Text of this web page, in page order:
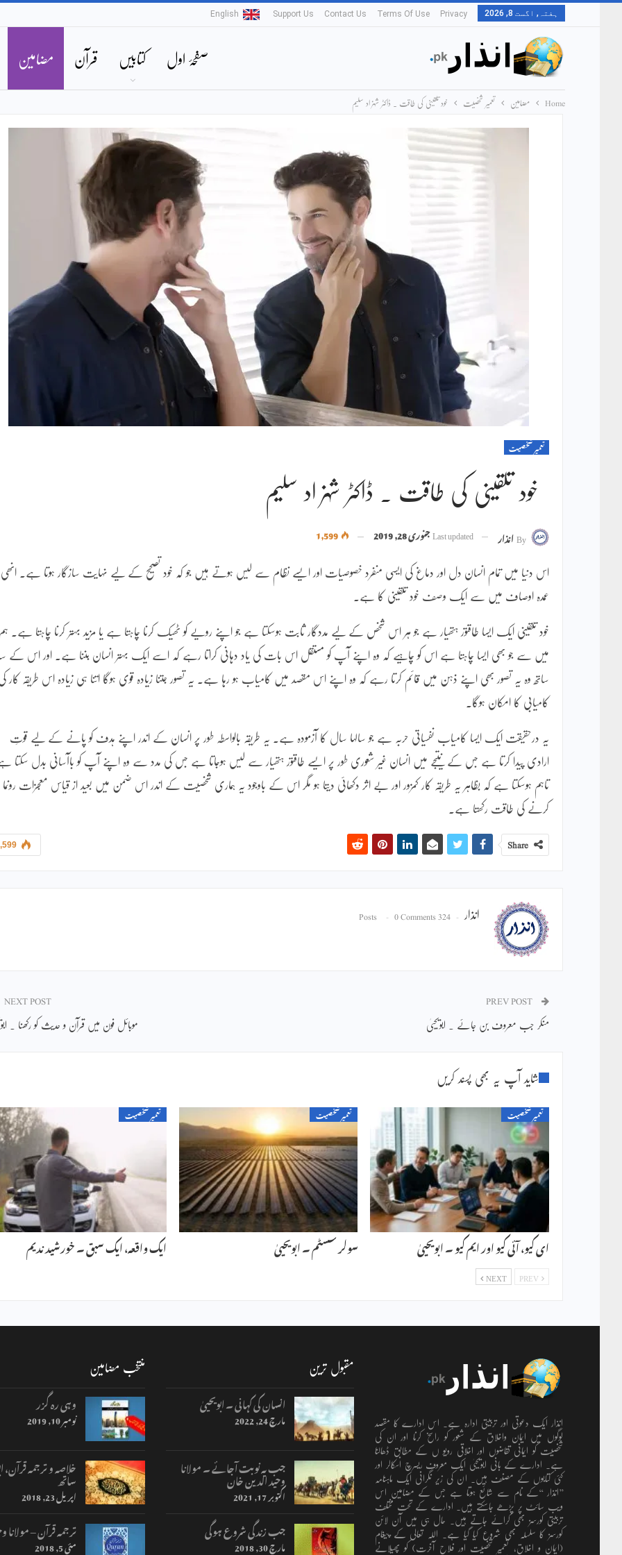
ہفتہ, اگست 8, 2026 Privacy
Terms Of Use
Contact Us
Support Us
English
صفحۂ اول کتابیں قرآن مضامین
Home مضامین تعمیر شخصیت خود تلقینی کی طاقت ۔ ڈاکٹر شہزاد سلیم
تعمیر شخصیت
خود تلقینی کی طاقت ۔ ڈاکٹر شہزاد سلیم
Byانذار Last updatedجنوری 28, 2019
اس دنیا میں تمام انسان دل اور دماغ کی ایسی منفرد خصوصیات اور ایسے نظام سے لیس ہوتے ہیں جو کہ خود تصحیح کے لیے نہایت سازگار ہوتا ہے۔ انھی
عمدہ اوصاف میں سے ایک وصف خود تلقینی کا ہے۔
خود تلقینی ایک ایسا طاقتور ہتھیار ہے جو ہر اس شخص کے لیے مددگار ثابت ہوسکتا ہے جو اپنے رویے کو ٹھیک کرنا چاہتا ہے یا مزید بہتر کرنا چاہتا ہے۔
میں سے جو بھی ایسا چاہتا ہے اس کو چاہیے کہ وہ اپنے آپ کو مستقل اس بات کی یاد دہانی کراتا رہے کہ اسے ایک بہتر انسان بننا ہے۔ اور اس کے
ساتھ وہ یہ تصور بھی اپنے ذہن میں قائم کرتا رہے کہ وہ اپنے اس مقصد میں کامیاب ہو رہا ہے۔ یہ تصور جتنا زیادہ قوی ہوگا اتنا ہی زیادہ اس طریقہ کار
کامیابی کا امکان ہوگا۔
یہ درحقیقت ایک ایسا کامیاب نفسیاتی حربہ ہے جو سالہا سال کا آزمودہ ہے۔ یہ طریقہ بالواسطہ طور پر انسان کے اندر اپنے ہدف کو پانے کے لیے قوتِ
ارادی پیدا کرتا ہے جس کے نتیجے میں انسان غیر شعوری طور پر ایسے طاقتور ہتھیار سے لیس ہوجاتا ہے جس کی مدد سے وہ اپنے آپ کو باآسانی بدل سکتا
تاہم ہوسکتا ہے کہ بظاہر یہ طریقہ کار کمزور اور بے اثر دکھائی دیتا ہو مگر اس کے باوجود یہ ہماری شخصیت کے اندر اس ضمن میں بعید از قیاس معجزات رونما
کرنے کی طاقت رکھتا ہے۔
Share
انذار 324 Posts
0 Comments
منکر جب معروف بن جائے ۔ ابویحییٰ
NEXT POST
موبائل فون میں قرآن و حدیث کو رکھنا ۔
شاید آپ یہ بھی پسند کریں
تعمیر شخصیت
ای کیو، آئی کیو اور ایم کیو ۔ ابویحییٰ
تعمیر شخصیت
سولر سسٹم ۔ ابویحییٰ
تعمیر شخصیت
ایک واقعہ، ایک سبق ۔ خورشید ندیم
NEXT
انذار ایک دعوتی اور تربیتی ادارہ ہے۔ اس ادارے کا مقصد
لوگوں میں ایمان واخلاق کے شعور کو راسخ کرنا اور ان کی
شخصیت کو ایمانی تقاضوں اور اخلاقی رویو ں کے مطابق ڈھالنا
ہے۔ ادارے کے بانی ابویحییٰ ایک معروف ریسرچ اسکالر اور
کئی کتابوں کے مصنف ہیں۔ ان کی زیر نگرانی ایک ماہنامہ
’’انذار ‘‘کے نام سے شائع ہوتا ہے جس کے مضامین اس
ویب سائٹ پر پڑھے جاسکتے ہیں۔ ادارے کے تحت مختلف
تربیتی کورسز بھی کرائے جاتے ہیں۔ حال ہی میں آن لائن
کورسز کا سلسلہ بھی شروع کیا گیا ہے۔ اللہ تعالٰی کے پیغام
(ایمان و اخلاق، تعمیرِ شخصیت اور فلاحِ آخرت) کو پھیلانے
مقبول ترین
انسان کی کہانی ۔ ابویحییٰ
مارچ 24, 2022
جب یہ نوبت آجائے ۔ مولانا
وحید الدین خان
اکتوبر 17, 2021
جب زندگی شروع ہوگی
مارچ 30, 2018
منتخب مضامین
وہی رہ گزر
نومبر 10, 2019
خلاصہ و ترجمہ
ساتھ
اپریل 23, 2018
ترجمہ قرآن – مولانا
مئی 5, 2018